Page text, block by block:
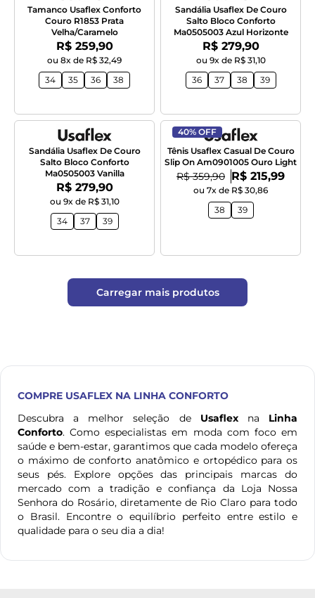
Tamanco Usaflex Conforto
Couro R1853 Prata
Velha/Caramelo
Por:
R$ 259,90
ou 8x de R$ 32,49
34
35 36 38
Sandália Usaflex De Couro
Salto Bloco Conforto
Ma0505003 Azul Horizonte
Por:
R$ 279,90
ou 9x de R$ 31,10
36
37 38 39
Sandália Usaflex De Couro
Salto Bloco Conforto
Ma0505003 Vanilla
Por:
R$ 279,90
ou 9x de R$ 31,10
34
37 39
40% OFF
Tênis Usaflex Casual De Couro
Slip On Am0901005 Ouro Light
De:
R$ 359,90 Por:
R$ 215,99
ou 7x de R$ 30,86
38
39
Carregar mais produtos
COMPRE USAFLEX NA LINHA CONFORTO
Descubra a melhor seleção de Usaflexna Linha
Conforto. Como especialistas em moda com foco em
saúde e bem-estar, garantimos que cada modelo ofereça
o máximo de conforto anatômico e ortopédico para os
seus pés. Explore opções das principais marcas do
mercado com a tradição e confiança da Loja Nossa
Senhora do Rosário, diretamente de Rio Claro para todo
o Brasil. Encontre o equilíbrio perfeito entre estilo e
qualidade para o seu dia a dia!